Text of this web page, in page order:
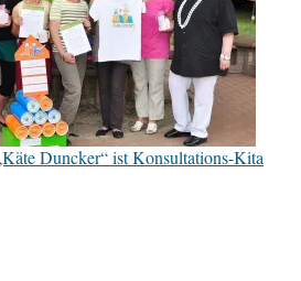
Duncker“ ist Konsultations-Kita